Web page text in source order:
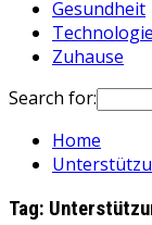
Gesundheit
Zuhause
Search for:
Home
Tag: